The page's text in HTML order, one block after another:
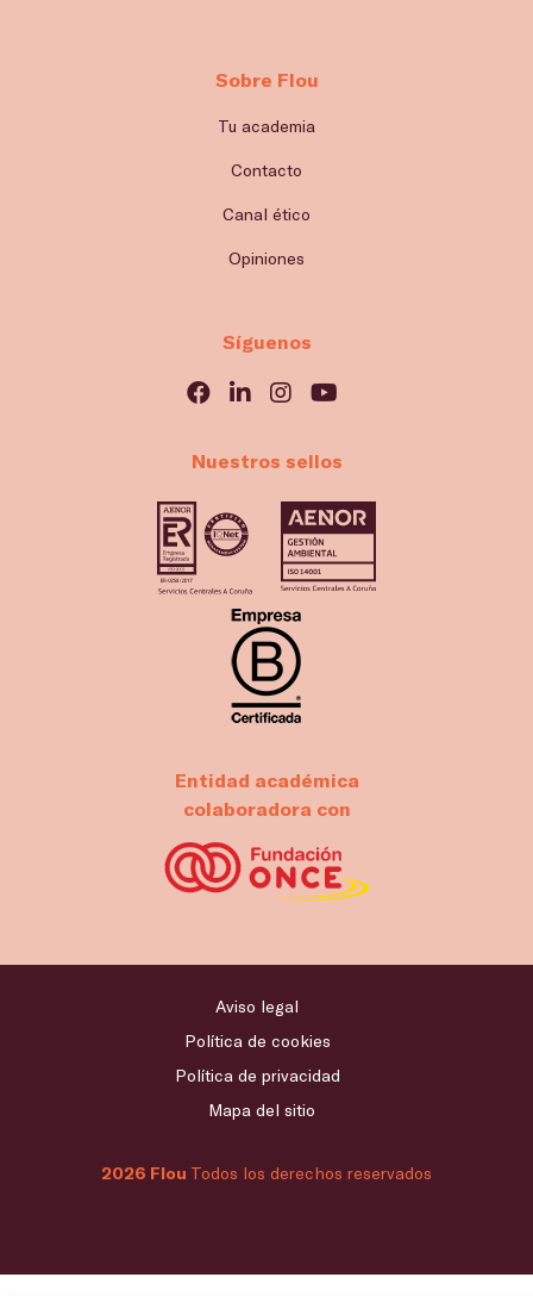
Sobre Flou
Tu academia
Contacto
Canal ético
Opiniones
Síguenos
Nuestros sellos
Entidad académica
colaboradora con
2026 Flou Todos los derechos reservados
Aviso legal
Política de cookies
Política de privacidad
Mapa del sitio